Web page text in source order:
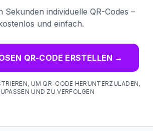
Sekunden individuelle QR-Codes –
und einfach.
QR-CODE ERSTELLEN →
UM QR-CODE HERUNTERZULADEN,
UND ZU VERFOLGEN